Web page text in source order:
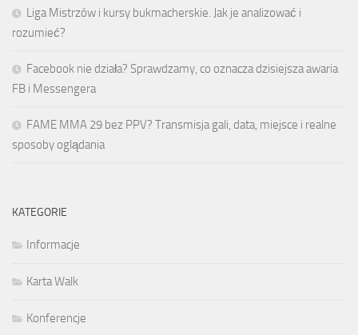
Liga Mistrzów i kursy bukmacherskie. Jak je analizować i
rozumieć?
Facebook nie działa? Sprawdzamy, co oznacza dzisiejsza awaria
FB i Messengera
FAME MMA 29 bez PPV? Transmisja gali, data, miejsce i realne
sposoby oglądania
KATEGORIE
Informacje
Karta Walk
Konferencje